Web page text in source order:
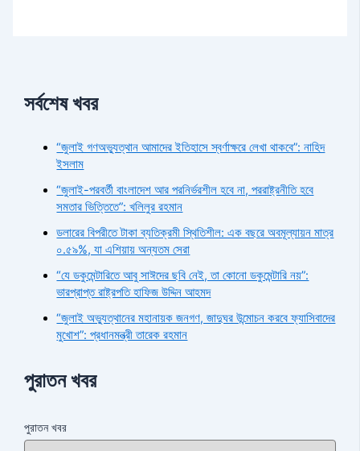
সর্বশেষ খবর
“জুলাই গণঅভ্যুত্থান আমাদের ইতিহাসে স্বর্ণাক্ষরে লেখা থাকবে”: নাহিদ
ইসলাম
“জুলাই-পরবর্তী বাংলাদেশ আর পরনির্ভরশীল হবে না, পররাষ্ট্রনীতি হবে
সমতার ভিত্তিতে”: খলিলুর রহমান
ডলারের বিপরীতে টাকা ব্যতিক্রমী স্থিতিশীল: এক বছরে অবমূল্যায়ন মাত্র
০.৫৯%, যা এশিয়ায় অন্যতম সেরা
“যে ডকুমেন্টারিতে আবু সাঈদের ছবি নেই, তা কোনো ডকুমেন্টারি নয়”:
ভারপ্রাপ্ত রাষ্ট্রপতি হাফিজ উদ্দিন আহমদ
“জুলাই অভ্যুত্থানের মহানায়ক জনগণ, জাদুঘর উন্মোচন করবে ফ্যাসিবাদের
মুখোশ”: প্রধানমন্ত্রী তারেক রহমান
পুরাতন খবর
পুরাতন খবর